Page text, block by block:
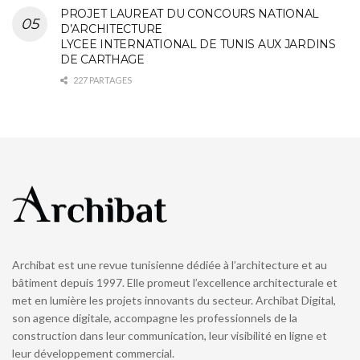
PROJET LAUREAT DU CONCOURS NATIONAL
D’ARCHITECTURE
LYCEE INTERNATIONAL DE TUNIS AUX JARDINS
DE CARTHAGE
227 PARTAGES
Archibat est une revue tunisienne dédiée à l’architecture et au
bâtiment depuis 1997. Elle promeut l’excellence architecturale et
met en lumière les projets innovants du secteur. Archibat Digital,
son agence digitale, accompagne les professionnels de la
construction dans leur communication, leur visibilité en ligne et
leur développement commercial.